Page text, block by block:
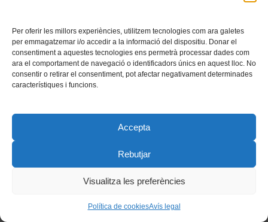
Per oferir les millors experiències, utilitzem tecnologies com ara galetes
per emmagatzemar i/o accedir a la informació del dispositiu. Donar el
consentiment a aquestes tecnologies ens permetrà processar dades com
ara el comportament de navegació o identificadors únics en aquest lloc. No
consentir o retirar el consentiment, pot afectar negativament determinades
característiques i funcions.
Accepta
Rebutjar
Visualitza les preferències
Política de cookiesAvís legal